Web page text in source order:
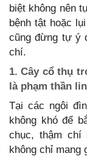
biệt không nên
bệnh tật hoặc
cũng đừng tự ý
chí.
1. Cây cổ thụ
là phạm thần
Tại các ngôi
không khó để
chục, thậm chí
không chỉ mang